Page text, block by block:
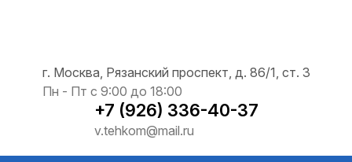
г. Москва, Рязанский проспект, д. 86/1, ст. 3
Пн - Пт с 9:00 до 18:00
+7 (926) 336-40-37
v.tehkom@mail.ru